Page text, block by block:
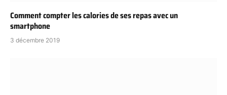
Comment compter les calories de ses repas avec un
smartphone
3 décembre 2019